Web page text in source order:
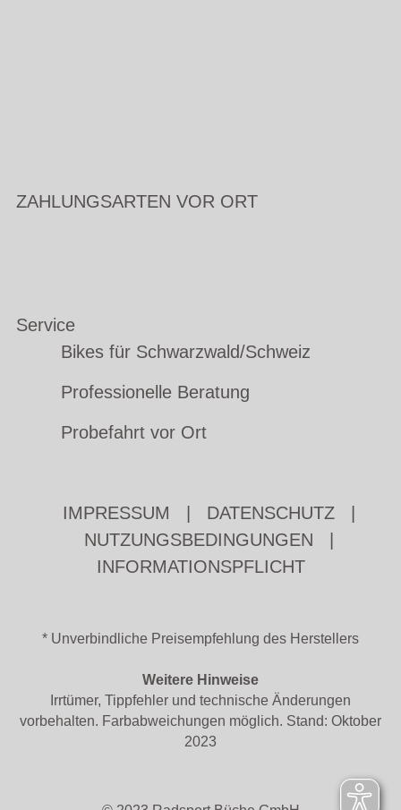
ZAHLUNGSARTEN VOR ORT
Service
Bikes für Schwarzwald/Schweiz
Professionelle Beratung
Probefahrt vor Ort
IMPRESSUM DATENSCHUTZ
NUTZUNGSBEDINGUNGEN
INFORMATIONSPFLICHT
* Unverbindliche Preisempfehlung des Herstellers
Weitere Hinweise
Irrtümer, Tippfehler und technische Änderungen
vorbehalten. Farbabweichungen möglich. Stand: Oktober
2023